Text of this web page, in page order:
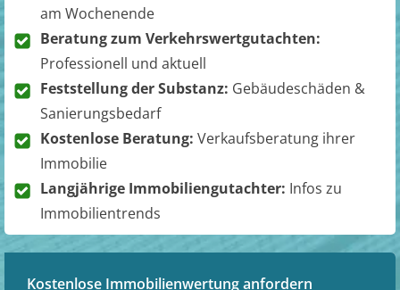
am Wochenende
Beratung zum Verkehrswertgutachten:
Professionell und aktuell
Feststellung der Substanz: Gebäudeschäden &
Sanierungsbedarf
Kostenlose Beratung: Verkaufsberatung ihrer
Immobilie
Langjährige Immobiliengutachter: Infos zu
Immobilientrends
Kostenlose Immobilienwertung anfordern